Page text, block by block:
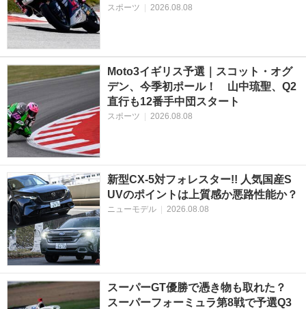
スポーツ 2026.08.08
Moto3イギリス予選｜スコット・オグ
デン、今季初ポール！ 山中琉聖、Q2
直行も12番手中団スタート
スポーツ 2026.08.08
新型CX-5対フォレスター!! 人気国産S
UVのポイントは上質感か悪路性能か？
ニューモデル 2026.08.08
スーパーGT優勝で憑き物も取れた？
スーパーフォーミュラ第8戦で予選Q3